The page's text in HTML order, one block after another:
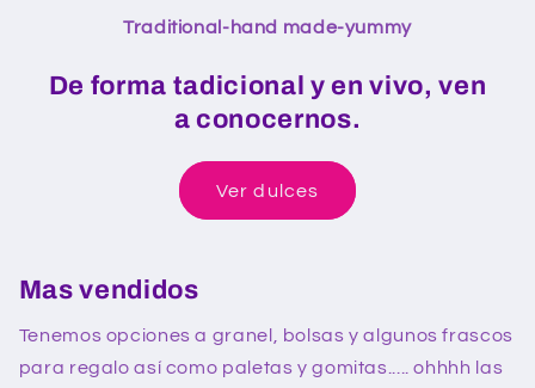
Traditional-hand made-yummy
De forma tadicional y en vivo, ven
a conocernos.
Ver dulces
Mas vendidos
Tenemos opciones a granel, bolsas y algunos frascos
para regalo así como paletas y gomitas..... ohhhh las